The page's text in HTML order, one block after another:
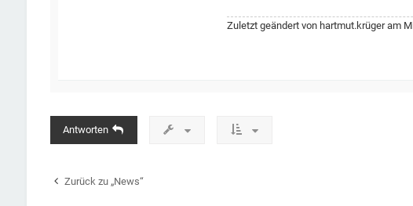
Zuletzt geändert von hartmut.krügeram
Antworten
Zurück zu „News“